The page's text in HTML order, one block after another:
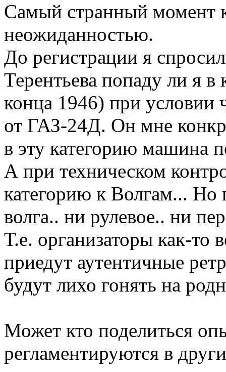
Самый странный момент
неожиданностью.
До регистрации я
Терентьева попаду ли я
конца 1946) при условии
от ГАЗ-24Д. Он мне
в эту категорию машина
А при техническом
категорию к Волгам... Но
волга.. ни рулевое.. ни
Т.е. организаторы как-то
приедут аутентичные
будут лихо гонять на
Может кто поделиться
регламентируются в